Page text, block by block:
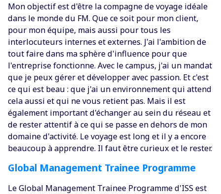
‍Mon objectif est d'être la compagne de voyage idéale
dans le monde du FM. Que ce soit pour mon client,
pour mon équipe, mais aussi pour tous les
interlocuteurs internes et externes. J'ai l'ambition de
tout faire dans ma sphère d'influence pour que
l'entreprise fonctionne. Avec le campus, j'ai un mandat
que je peux gérer et développer avec passion. Et c'est
ce qui est beau : que j'ai un environnement qui attend
cela aussi et qui ne vous retient pas. Mais il est
également important d'échanger au sein du réseau et
de rester attentif à ce qui se passe en dehors de mon
domaine d'activité. Le voyage est long et il y a encore
beaucoup à apprendre. Il faut être curieux et le rester.
Global Management Trainee Programme
Le Global Management Trainee Programme d'ISS est